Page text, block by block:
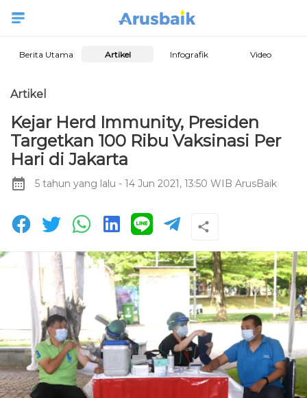
Berita Utama Artikel Infografik Video
Artikel
Kejar Herd Immunity, Presiden
Targetkan 100 Ribu Vaksinasi Per
Hari di Jakarta
5 tahun yang lalu - 14 Jun 2021, 13:50 WIB ArusBaik